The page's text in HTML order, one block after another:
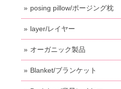
posing pillow/ポージング枕
layer/レイヤー
オーガニック製品
Blanket/ブランケット